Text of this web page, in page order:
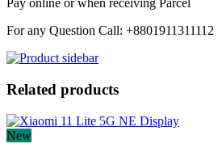
Pay online or when receiving Parcel
For any Question Call: +8801911311112
Related products
New